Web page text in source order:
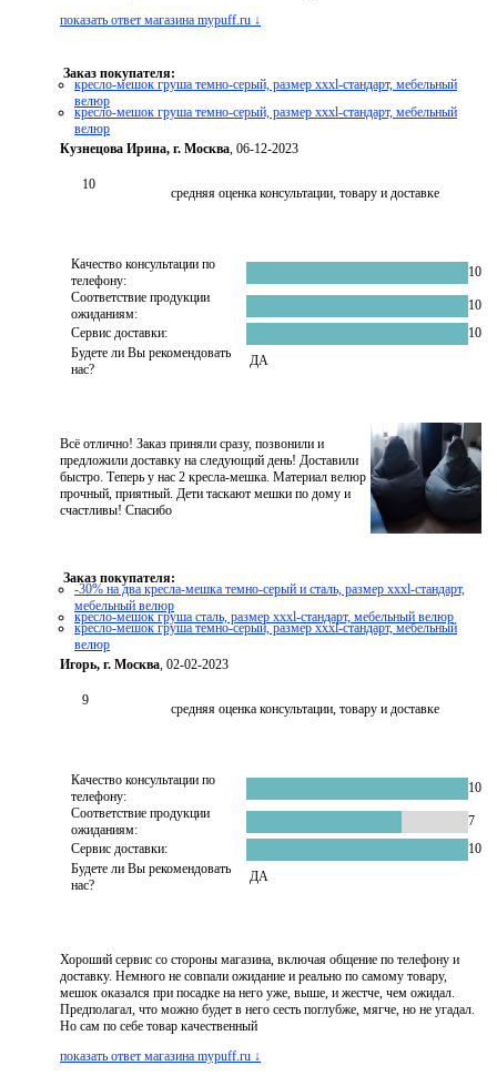
показать ответ магазина mypuff.ru ↓
Заказ покупателя:
кресло-мешок груша темно-серый, размер xххl-стандарт, мебельный
велюр
кресло-мешок груша темно-серый, размер xххl-стандарт, мебельный
велюр
Кузнецова Ирина, г. Москва, 06-12-2023
10
средняя оценка консультации, товару и доставке
Качество консультации по
телефону:
10
Соответствие продукции
ожиданиям:
10
Сервис доставки:
10
Будете ли Вы рекомендовать
нас?
ДА
Всё отлично! Заказ приняли сразу, позвонили и
предложили доставку на следующий день! Доставили
быстро. Теперь у нас 2 кресла-мешка. Материал велюр
прочный, приятный. Дети таскают мешки по дому и
счастливы! Спасибо
Заказ покупателя:
-30% на два кресла-мешка темно-серый и сталь, размер xxxl-стандарт,
мебельный велюр
кресло-мешок груша сталь, размер xххl-стандарт, мебельный велюр
кресло-мешок груша темно-серый, размер xххl-стандарт, мебельный
велюр
Игорь, г. Москва, 02-02-2023
9
средняя оценка консультации, товару и доставке
Качество консультации по
телефону:
10
Соответствие продукции
ожиданиям:
7
Сервис доставки:
10
Будете ли Вы рекомендовать
нас?
ДА
Хороший сервис со стороны магазина, включая общение по телефону и
доставку. Немного не совпали ожидание и реально по самому товару,
мешок оказался при посадке на него уже, выше, и жестче, чем ожидал.
Предполагал, что можно будет в него сесть поглубже, мягче, но не угадал.
Но сам по себе товар качественный
показать ответ магазина mypuff.ru ↓